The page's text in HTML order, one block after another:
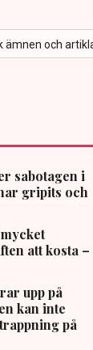
sabotagen i
gripits och
att kosta –
upp på
kan inte
på